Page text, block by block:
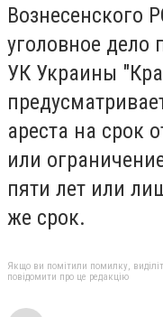
Вознесенского
уголовное дело
УК Украины
ареста на срок
или
пяти лет или
же срок.
Якщо ви помітили помилку,
повідомити про це редакцію